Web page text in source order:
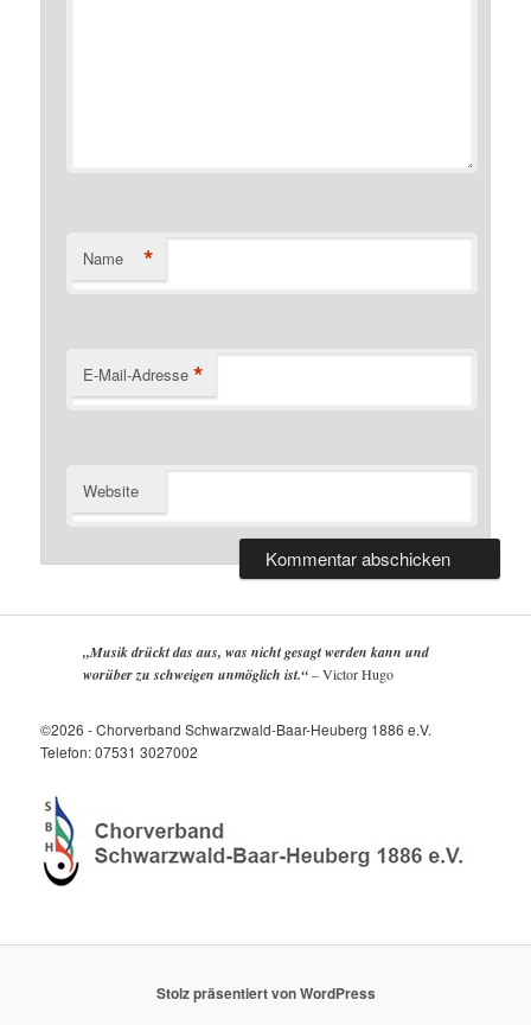
Name *
E-Mail-Adresse *
Website
„Musik drückt das aus, was nicht gesagt werden kann und
worüber zu schweigen unmöglich ist.“–Victor Hugo
©2026 - Chorverband Schwarzwald-Baar-Heuberg 1886 e.V.
Telefon: 07531 3027002
Stolz präsentiert von WordPress